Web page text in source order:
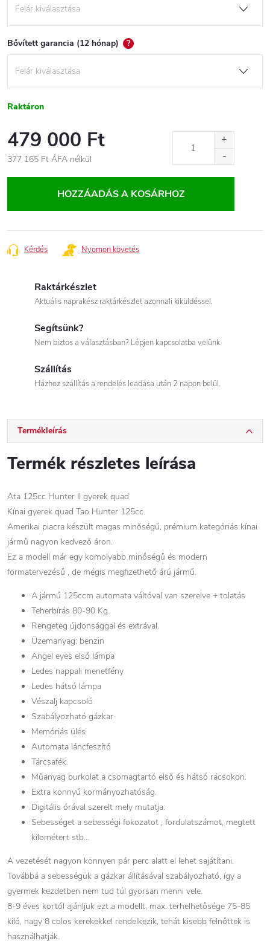
Bővített garancia (12 hónap) ?
Raktáron
479 000 Ft
377 165 Ft ÁFA nélkül
HOZZÁADÁS A KOSÁRHOZ
Kérdés Nyomon követés
Raktárkészlet
Aktuális naprakész raktárkészlet azonnali kiküldéssel.
Segítsünk?
Nem biztos a választásban? Lépjen kapcsolatba velünk.
Szállítás
Házhoz szállítás a rendelés leadása után 2 napon belül.
Termékleírás
Termék részletes leírása
Ata 125cc Hunter II gyerek quad
Kínai gyerek quad Tao Hunter 125cc.
Amerikai piacra készült magas minőségű, prémium kategóriás kínai
jármű nagyon kedvező áron.
Ez a modell már egy komolyabb minőségű és modern
formatervezésű , de mégis megfizethető árú jármű.
A jármű 125ccm automata váltóval van szerelve + tolatás
Teherbírás 80-90 Kg.
Rengeteg újdonsággal és extrával.
Üzemanyag: benzin
Angel eyes első lámpa
Ledes nappali menetfény
Ledes hátsó lámpa
Vészalj kapcsoló
Szabályozható gázkar
Memóriás ülés
Automata láncfeszítő
Tárcsafék.
Műanyag burkolat a csomagtartó első és hátsó rácsokon.
Extra könnyű kormányozhatóság.
Digitális órával szerelt mely mutatja:
Sebességet a sebességi fokozatot , fordulatszámot, megtett
kilométert stb…
A vezetését nagyon könnyen pár perc alatt el lehet sajátítani.
Továbbá a sebességük a gázkar állításával szabályozható, így a
gyermek kezdetben nem tud túl gyorsan menni vele.
8-9 éves kortól ajánljuk ezt a modellt, max. terhelhetősége 75-85
kiló, nagy 8 colos kerekekkel rendelkezik, tehát kisebb felnőttek is
használhatják.